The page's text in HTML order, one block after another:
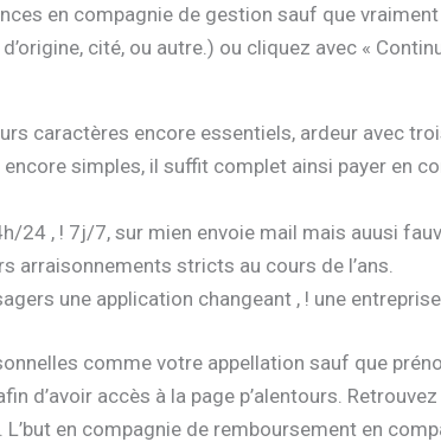
en compagnie de gestion sauf que
cité, ou autre.) ou cliquez avec «
caractères encore essentiels, ardeur avec
simples, il suffit complet ainsi payer en
24 , ! 7j/7, sur mien envoie mail mais auusi
arraisonnements stricts au cours de l’ans.
une application changeant , ! une
comme votre appellation sauf que
d’avoir accès à la page p’alentours.
en compagnie de remboursement en